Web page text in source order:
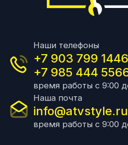
Наши телефоны
+7 903 799 1446
+7 985 444
время работы с 9:00
Наша почта
info@atvstyle.ru
время работы с 9:00